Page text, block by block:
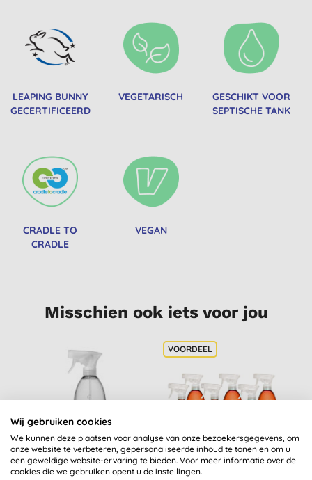
LEAPING BUNNY
GECERTIFICEERD
VEGETARISCH
GESCHIKT VOOR
SEPTISCHE TANK
CRADLE TO
CRADLE
VEGAN
Misschien ook iets voor jou
Method Douche Spray
Wij gebruiken cookies
We kunnen deze plaatsen voor analyse van onze bezoekersgegevens, om
onze website te verbeteren, gepersonaliseerde inhoud te tonen en om u
een geweldige website-ervaring te bieden. Voor meer informatie over de
cookies die we gebruiken opent u de instellingen.